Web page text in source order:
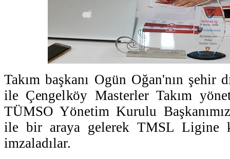
Takım başkanı Ogün Oğan'nın şehir
ile Çengelköy Masterler Takım
TÜMSO Yönetim Kurulu
ile bir araya gelerek TMSL Ligine
imzaladılar.